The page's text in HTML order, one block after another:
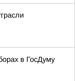
в ГосДуму